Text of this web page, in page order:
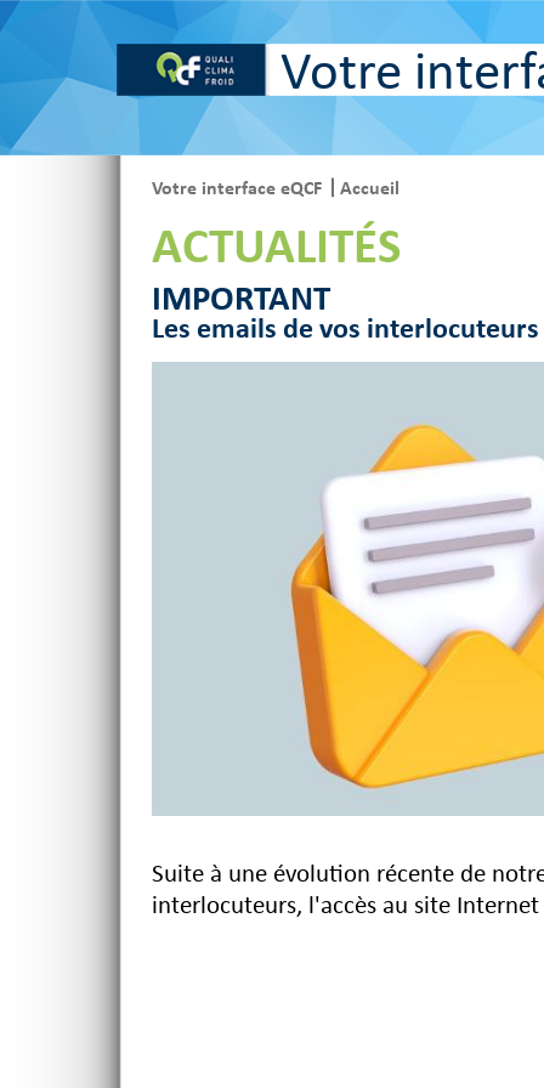
Votre
Votre interface eQCF Accueil
ACTUALITÉS
IMPORTANT
Les emails de vos
Suite à une évolution récente de
interlocuteurs, l'accès au site